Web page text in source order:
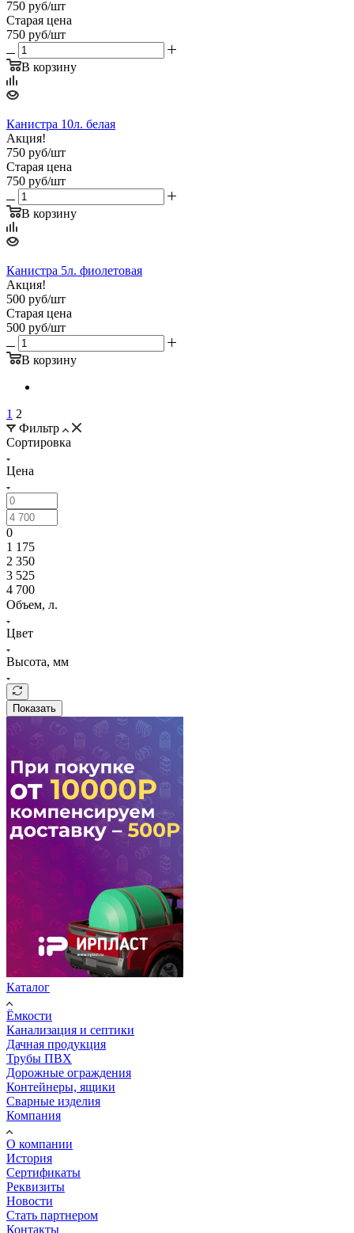
750 руб/шт
Старая цена
750 руб/шт
В корзину
Канистра 10л. белая
Акция!
750 руб/шт
Старая цена
750 руб/шт
В корзину
Канистра 5л. фиолетовая
Акция!
500 руб/шт
Старая цена
500 руб/шт
В корзину
1 2
Фильтр
Сортировка
Цена
0
1 175
2 350
3 525
4 700
Объем, л.
Цвет
Высота, мм
Показать
Каталог
Ёмкости
Канализация и септики
Дачная продукция
Трубы ПВХ
Дорожные ограждения
Контейнеры, ящики
Сварные изделия
Компания
О компании
История
Сертификаты
Реквизиты
Новости
Стать партнером
Контакты